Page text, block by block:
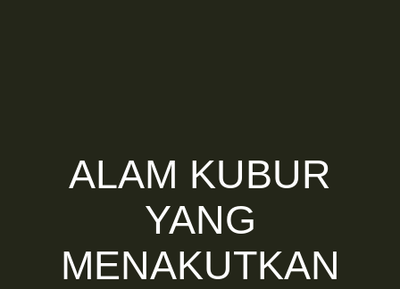
ALAM KUBUR
YANG
MENAKUTKAN